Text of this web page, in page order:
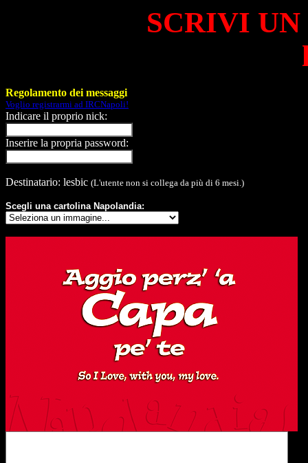
SCRIVI
Regolamento dei messaggi
Voglio registrarmi ad IRCNapoli!
Indicare il proprio nick:
Inserire la propria password:
Destinatario: lesbic (L'utente non si collega da più di 6 mesi.)
Scegli una cartolina Napolandia: